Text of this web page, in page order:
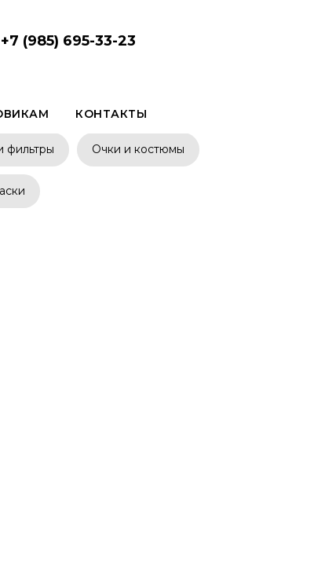
+7 (985) 695-33-23
КОНТАКТЫ
фильтры Очки и костюмы